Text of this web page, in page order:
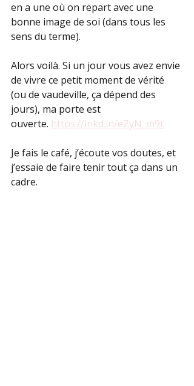
en a une où on repart avec une
bonne image de soi (dans tous les
sens du terme).
Alors voilà. Si un jour vous avez envie
de vivre ce petit moment de vérité
(ou de vaudeville, ça dépend des
jours), ma porte est
ouverte. https://lnkd.in/eZyN_m9t
Je fais le café, j’écoute vos doutes, et
j’essaie de faire tenir tout ça dans un
cadre.